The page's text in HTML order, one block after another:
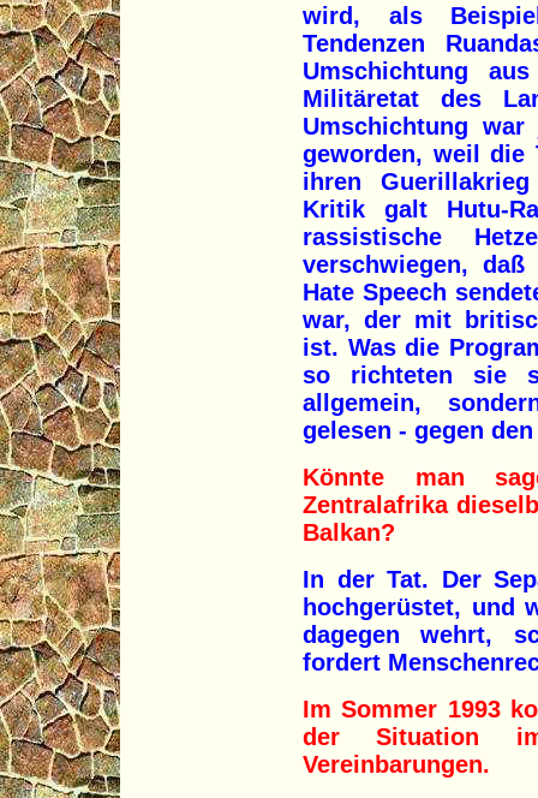
wird, als
Tendenzen
Umschichtung
Militäretat des
Umschichtung
geworden, weil die
ihren
Kritik galt Hutu-
rassistische
verschwiegen,
Hate Speech
war, der mit
ist. Was die
so richteten sie
allgemein,
gelesen - gegen
Könnte man
Zentralafrika
Balkan?
In der Tat. Der
hochgerüstet, und
dagegen wehrt,
fordert
Im Sommer 1993
der Situation
Vereinbarungen.